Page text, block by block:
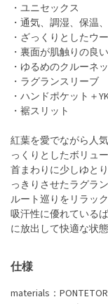
・ユニセックス
・通気、調湿、保温
・ざっくりとしたウ
・裏面が肌触りの良
・ゆるめのクルーネ
・ラグランスリーブ
・ハンドポケット＋
・裾スリット
紅葉を愛でながら人
っくりとしたボリュ
首まわりに少しゆと
っきりさせたラグラ
ルート巡りをリラッ
吸汗性に優れている
に放出して快適な状
仕様
materials：